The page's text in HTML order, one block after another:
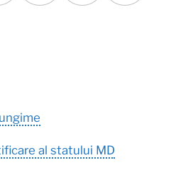
al statului MD